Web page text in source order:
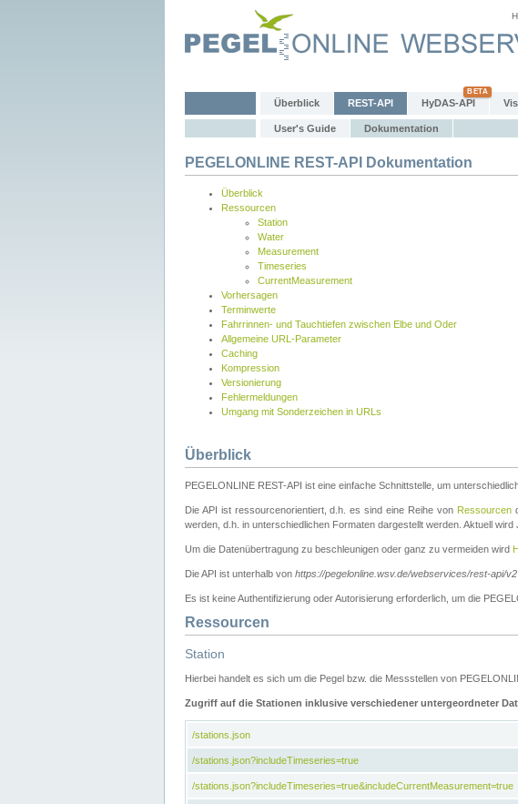
Überblick REST-API HyDAS-API
User's Guide Dokumentation
PEGELONLINE REST-API Dokumentation
Überblick
Ressourcen
Station
Water
Measurement
Timeseries
CurrentMeasurement
Vorhersagen
Terminwerte
Fahrrinnen- und Tauchtiefen zwischen Elbe und Oder
Allgemeine URL-Parameter
Caching
Kompression
Versionierung
Fehlermeldungen
Umgang mit Sonderzeichen in URLs
Überblick
PEGELONLINE REST-API ist eine einfache Schnittstelle, um
Die API ist ressourcenorientiert, d.h. es sind eine Reihe von Ressourcen
werden, d.h. in unterschiedlichen Formaten dargestellt werden. Aktuell
Um die Datenübertragung zu beschleunigen oder ganz zu vermeiden wird
Die API ist unterhalb von https://pegelonline.wsv.de/webservices/rest-api/v2
Es ist keine Authentifizierung oder Autorisierung erforderlich, um die
Ressourcen
Station
Hierbei handelt es sich um die Pegel bzw. die Messstellen von
Zugriff auf die Stationen inklusive verschiedener untergeordneter
/stations.json
/stations.json?includeTimeseries=true
/stations.json?includeTimeseries=true&includeCurrentMeasurement=true